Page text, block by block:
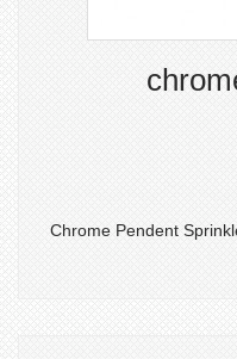
Chrome Pendent